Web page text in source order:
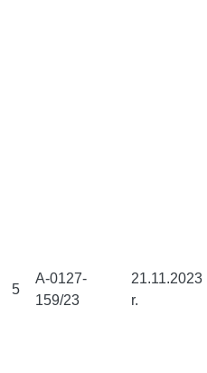
5
A-0127-
159/23
21.11.2023
r.